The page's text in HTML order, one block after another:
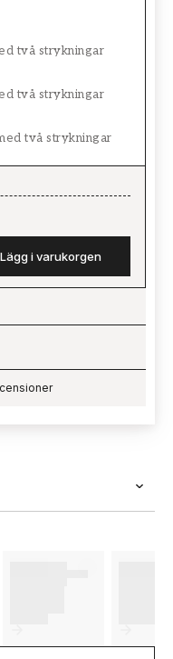
två strykningar
två strykningar
två strykningar
Lägg i varukorgen